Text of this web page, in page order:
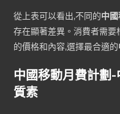
從上表可以看出,不同的中
存在顯著差異。消費者需
的價格和內容,選擇最合適的
中國移動月費計劃
質素